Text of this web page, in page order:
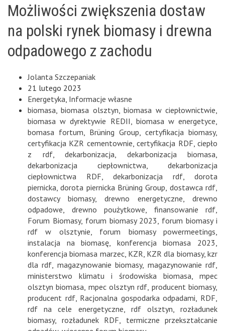
Możliwości zwiększenia dostaw
na polski rynek biomasy i drewna
odpadowego z zachodu
Jolanta Szczepaniak
21 lutego 2023
Energetyka Informacje własne
biomasa ,biomasa olsztyn ,biomasa w ciepłownictwie
biomasa w dyrektywie REDII
biomasa w energetyce
bomasa fortum
Brüning Group certyfikacja biomasy,
certyfikacja KZR cementownie ,certyfikacja RDF ,ciepło
z rdf, dekarbonizacja dekarbonizacja biomasa
dekarbonizacja ciepłownictwa
dekarbonizacja
ciepłownictwa RDF
dekarbonizacja rdf
dorota
piernicka ,dorota piernicka Brüning Group dostawca rdf
dostawcy biomasy, drewno energetyczne
drewno
odpadowe
drewno poużytkowe finansowanie rdf
Forum Biomasy, forum biomasy 2023 forum biomasy i
rdf w olsztynie
forum biomasy powermeetings
instalacja na biomasę
konferencja biomasa 2023
konferencja biomasa marzec, KZR KZR dla biomasy,kzr
dla rdf magazynowanie biomasy, magazynowanie rdf
ministerstwo klimatu i środowiska biomasa
mpec
olsztyn biomasa mpec olsztyn rdf producent biomasy,
producent rdf, Racjonalna gospodarka odpadami RDF
rdf na cele energetyczne
rdf olsztyn ,rozładunek
biomasy, rozładunek RDF
termiczne przekształcanie